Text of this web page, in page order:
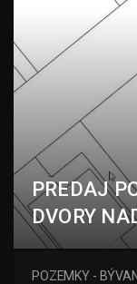
PREDAJ
DVORY
Dvory nad
POZEMKY -